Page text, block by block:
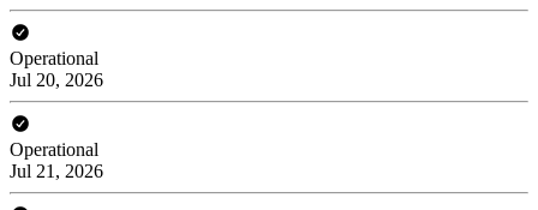
Operational
Jul 20, 2026
Operational
Jul 21, 2026